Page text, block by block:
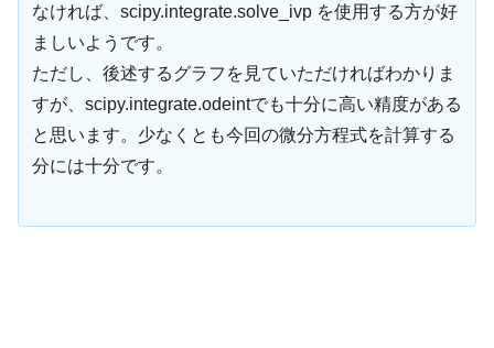
なければ、scipy.integrate.solve_ivp を使用する方が好
ましいようです。
ただし、後述するグラフを見ていただければわかりま
すが、scipy.integrate.odeintでも十分に高い精度がある
と思います。少なくとも今回の微分方程式を計算する
分には十分です。